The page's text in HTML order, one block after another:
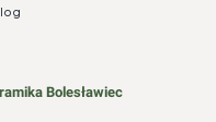
Bolesławiec